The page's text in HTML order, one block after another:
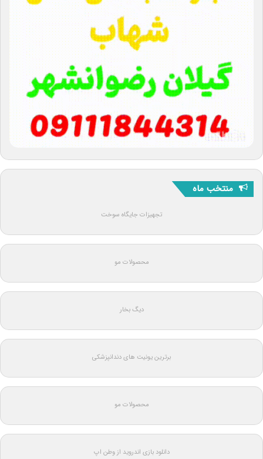
منتخب ماه
تجهیزات جایگاه سوخت
محصولات مو
دیگ بخار
برترین یونیت های دندانپزشکی
محصولات مو
دانلود بازی اندروید از وطن اپ